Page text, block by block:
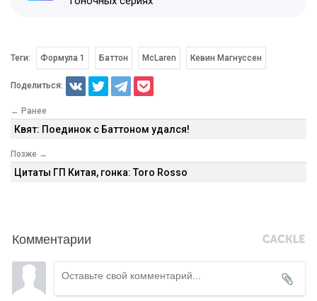
Теги: Формула 1 Баттон McLaren Кевин Магнуссен
Поделиться:
← Ранее
Квят: Поединок с Баттоном удался!
Позже →
Цитаты ГП Китая, гонка: Toro Rosso
Комментарии